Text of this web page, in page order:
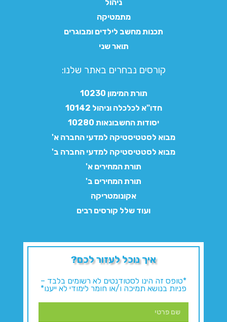
ניהול
מתמטיקה
תכנות מחשב לילדים ומבוגרים
תואר שני
קורסים נבחרים באתר שלנו:​
תורת המימון 10230
חדו"א לכלכלה וניהול 10142
יסודות החשבונאות 10280
מבוא לסטטיסטיקה למדעי החברה א'
מבוא לסטטיסטיקה למדעי החברה ב'
תורת המחירים א'
תורת המחירים ב'
אקונומטריקה
ועוד שלל קורסים רבים
איך נוכל לעזור לכם?
*טופס זה הינו לסטודנטים לא רשומים בלבד –
פניות בנושא תמיכה ו/או חומר לימודי לא ייענו*